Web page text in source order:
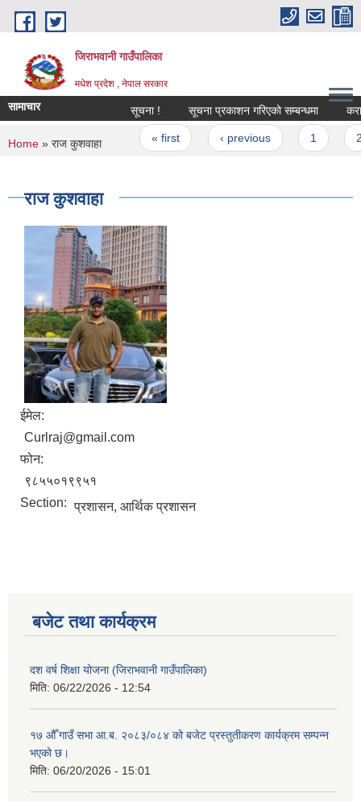
Skip to main content
जिराभवानी गाउँपालिका
मधेश प्रदेश , नेपाल सरकार
सामाचार सूचना ! सूचना प्रकाशन गरिएको सम्बन्धमा करार
Pages
« first ‹ previous
You are here
Home » राज कुशवाहा
राज कुशवाहा
ईमेल:
Curlraj@gmail.com
फोन:
९८५५०१९९५१
Section: प्रशासन, आर्थिक प्रशासन
बजेट तथा कार्यक्रम
दश वर्ष शिक्षा योजना (जिराभवानी गाउँपालिका)
मिति: 06/22/2026 - 12:54
१७ औँ गाउँ सभा आ.ब. २०८३/०८४ को बजेट प्रस्तुतीकरण कार्यक्रम सम्पन्न
भएको छ।
मिति: 06/20/2026 - 15:01